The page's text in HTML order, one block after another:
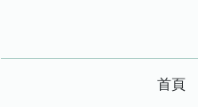
首頁